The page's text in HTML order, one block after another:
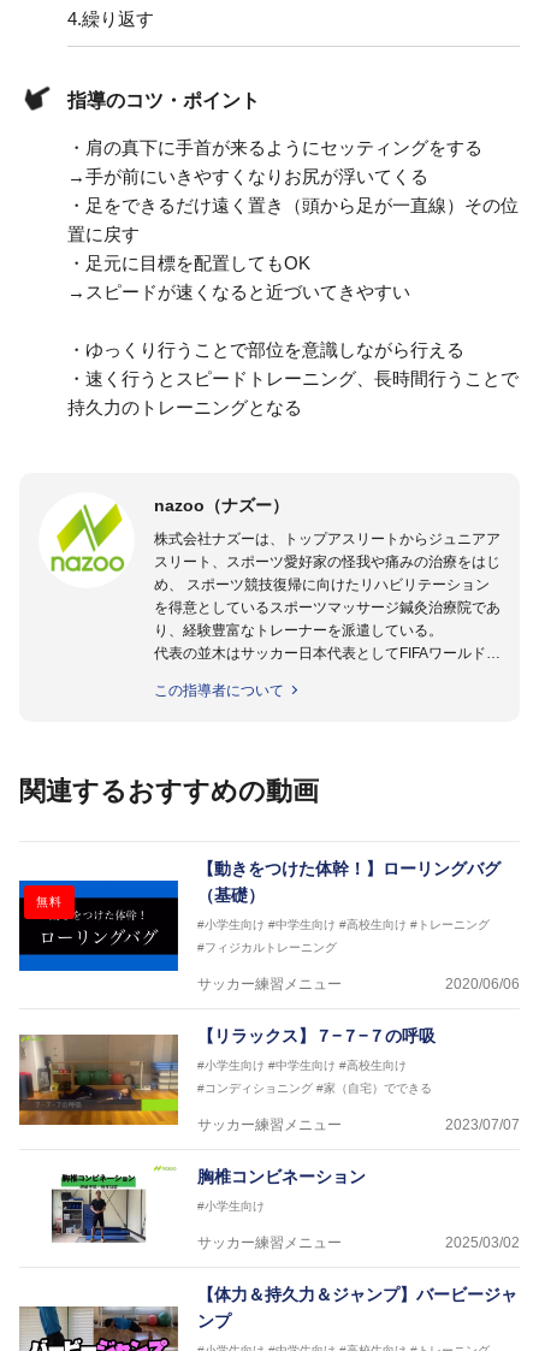
4.繰り返す
指導のコツ・ポイント
・肩の真下に手首が来るようにセッティングをする
→手が前にいきやすくなりお尻が浮いてくる
・足をできるだけ遠く置き（頭から足が一直線）その位
置に戻す
・足元に目標を配置してもOK
→スピードが速くなると近づいてきやすい
・ゆっくり行うことで部位を意識しながら行える
・速く行うとスピードトレーニング、長時間行うことで
持久力のトレーニングとなる
nazoo（ナズー）
株式会社ナズーは、トップアスリートからジュニアア
スリート、スポーツ愛好家の怪我や痛みの治療をはじ
め、 スポーツ競技復帰に向けたリハビリテーション
を得意としているスポーツマッサージ鍼灸治療院であ
り、経験豊富なトレーナーを派遣している。
代表の並木はサッカー日本代表としてFIFAワールドカ
のほかU-23日本代表のアスレティックトレーナーと
世代のサッカーを中心に、WJBL、社会人ラグビー、
を派遣している。
さらには講演会やセミナー、専門学校などの教育機関
に講師を派遣するなど後進育成にも力を入れている。
「一人一人の健康な人生をサポートする」を企業理念
として掲げ、世の中の人々の『健康』をあらゆる方向
からサポートし、一人一人の「楽しく、豊かに、生き
生きと」生きる、そんな『健康な人生』をサポートし
この指導者について
関連するおすすめの動画
無料
【動きをつけた体幹！】ローリングバグ
（基礎）
#小学生向け #中学生向け #高校生向け #トレーニング
#フィジカルトレーニング
サッカー練習メニュー 2020/06/06
【リラックス】７−７−７の呼吸
#小学生向け #中学生向け #高校生向け
#コンディショニング #家（自宅）でできる
サッカー練習メニュー 2023/07/07
胸椎コンビネーション
#小学生向け
サッカー練習メニュー 2025/03/02
【体力＆持久力＆ジャンプ】バービージャ
ンプ